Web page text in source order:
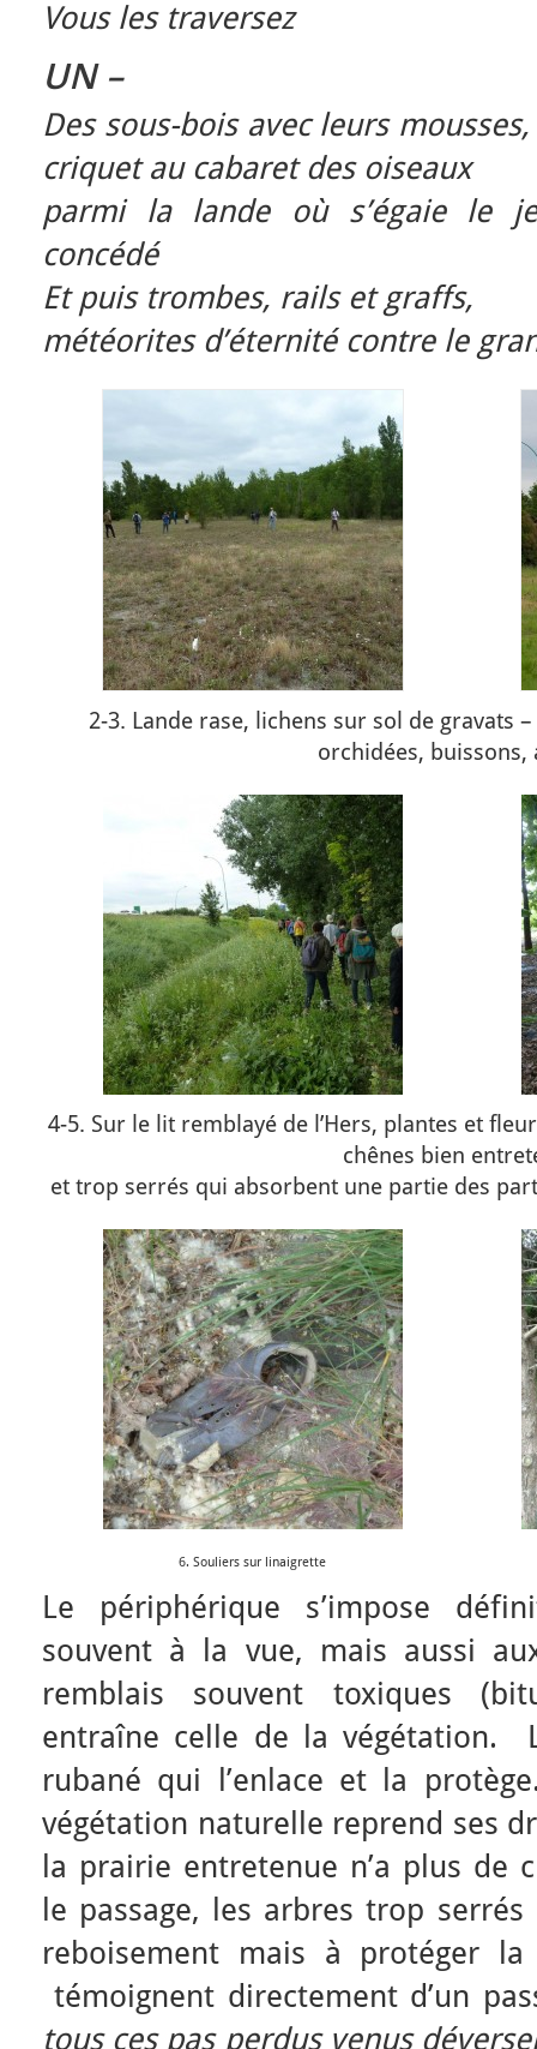
Vous les traversez
UN –
Des sous-bois avec leurs
criquet au cabaret des oiseaux
parmi la lande où s’égaie le
concédé
Et puis trombes, rails et graffs,
météorites d’éternité contre le
2-3. Lande rase, lichens sur sol de gravats
orchidées, buissons,
4-5. Sur le lit remblayé de l’Hers, plantes et
chênes bien
et trop serrés qui absorbent une partie des
6. Souliers sur linaigrette
Le périphérique s’impose
souvent à la vue, mais aussi
remblais souvent toxiques
entraîne celle de la végétation.
rubané qui l’enlace et la
végétation naturelle reprend ses
la prairie entretenue n’a plus de
le passage, les arbres trop
reboisement mais à protéger
témoignent directement d’un
tous ces pas perdus venus